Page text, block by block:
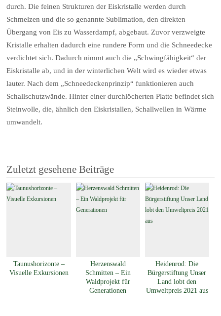
durch. Die feinen Strukturen der Eiskristalle werden durch
Schmelzen und die so genannte Sublimation, den direkten
Übergang von Eis zu Wasserdampf, abgebaut. Zuvor verzweigte
Kristalle erhalten dadurch eine rundere Form und die Schneedecke
verdichtet sich. Dadurch nimmt auch die „Schwingfähigkeit“ der
Eiskristalle ab, und in der winterlichen Welt wird es wieder etwas
lauter. Nach dem „Schneedeckenprinzip“ funktionieren auch
Schallschutzwände. Hinter einer durchlöcherten Platte befindet sich
Steinwolle, die, ähnlich den Eiskristallen, Schallwellen in Wärme
umwandelt.
Zuletzt gesehene Beiträge
Taunushorizonte –
Visuelle Exkursionen
Herzenswald
Schmitten – Ein
Waldprojekt für
Generationen
Heidenrod: Die
Bürgerstiftung Unser
Land lobt den
Umweltpreis 2021 aus